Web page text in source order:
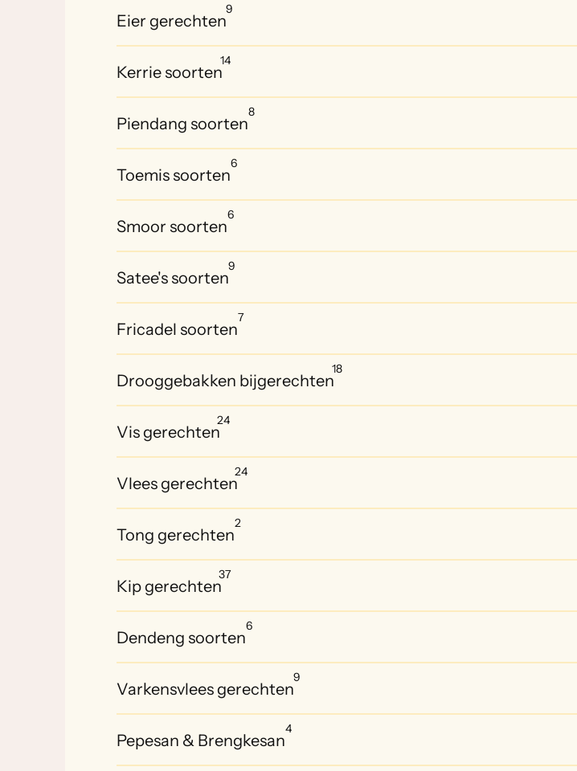
Eier gerechten
9
Kerrie soorten
14
Piendang soorten
8
Toemis soorten
6
Smoor soorten
6
Satee's soorten
9
Fricadel soorten
7
Drooggebakken bijgerechten
18
Vis gerechten
24
Vlees gerechten
24
Tong gerechten
2
Kip gerechten
37
Dendeng soorten
6
Varkensvlees gerechten
9
Pepesan & Brengkesan
4